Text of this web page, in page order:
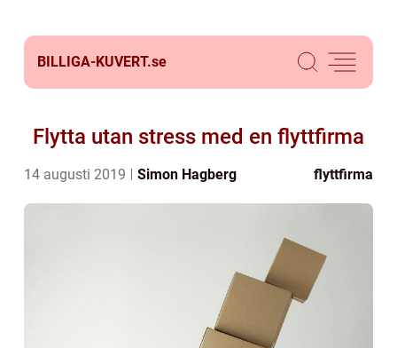
BILLIGA-KUVERT.se
Flytta utan stress med en flyttfirma
14 augusti 2019 Simon Hagberg flyttfirma